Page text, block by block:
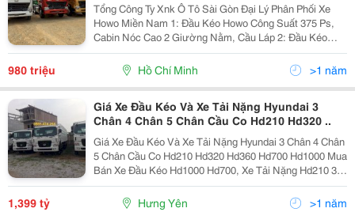
Tổng Công Ty Xnk Ô Tô Sài Gòn Đại Lý Phân Phối Xe
Howo Miền Nam 1: Đầu Kéo Howo Công Suất 375 Ps,
Cabin Nóc Cao 2 Giường Nằm, Cầu Láp 2: Đầu Kéo
Công Suất 375 Ps, Cabin Nóc Thấp 1 Giường Nằm, Cầu
Láp 3: Đầu Kéo Công Suất 375 Ps, Cabin
980 triệu Hồ Chí Minh >1 năm
Giá Xe Đầu Kéo Và Xe Tải Nặng Hyundai 3
Chân 4 Chân 5 Chân Cầu Co Hd210 Hd320 ..
Giá Xe Đầu Kéo Và Xe Tải Nặng Hyundai 3 Chân 4 Chân
5 Chân Cầu Co Hd210 Hd320 Hd360 Hd700 Hd1000 Mua
Bán Xe Đầu Kéo Hd1000 Hd700, Xe Tải Nặng Hd210 3
Chân, Hd320 4 Chân, Hd360 5 Chân Hyundai Thaco Gọi
Mr Vương : 0965.416.256 Bán Xe Đầu Kéo Tải
1,399 tỷ Hưng Yên >1 năm